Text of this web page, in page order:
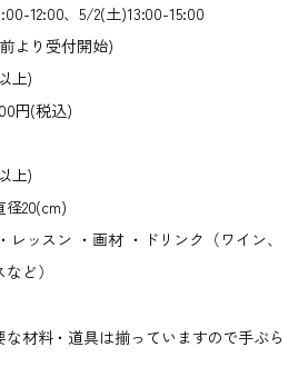
12:00、5/2(土)13:00-15:00
より受付開始)
上)
円(税込)
上)
20(cm)
レッスン ・画材 ・ドリンク（ワイン、
ど）
材料・道具は揃っていますので手ぶら